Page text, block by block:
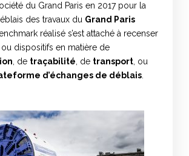
du Grand Paris en 2017 pour la
des travaux du Grand Paris
réalisé s’est attaché à recenser
dispositifs en matière de
, de traçabilité, de transport, ou
d’échanges de déblais.